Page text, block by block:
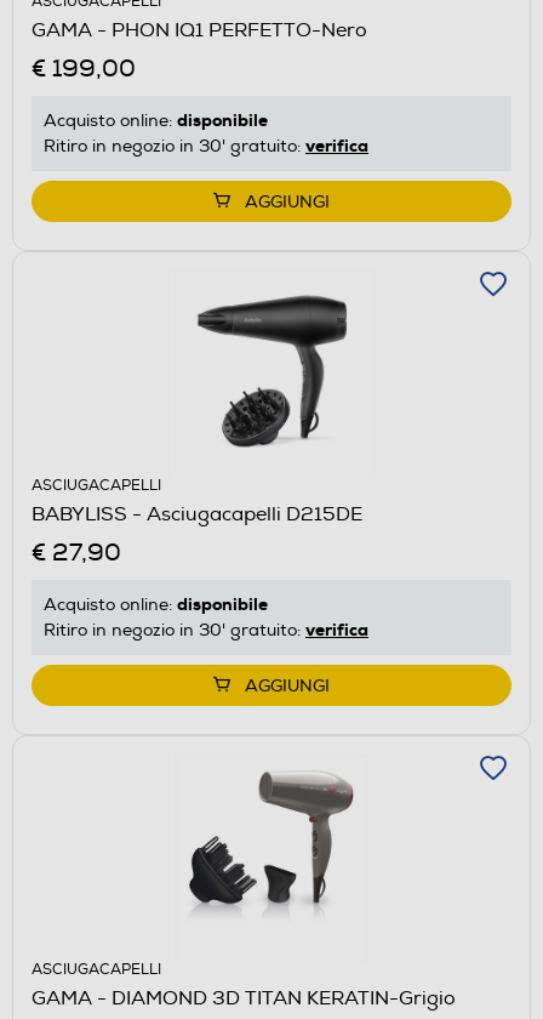
GAMA - PHON IQ1 PERFETTO-Nero
€ 199,00
Acquisto online: disponibile
Ritiro in negozio in 30' gratuito: verifica
AGGIUNGI
ASCIUGACAPELLI
BABYLISS - Asciugacapelli D215DE
€ 27,90
Acquisto online: disponibile
Ritiro in negozio in 30' gratuito: verifica
AGGIUNGI
ASCIUGACAPELLI
GAMA - DIAMOND 3D TITAN KERATIN-Grigio